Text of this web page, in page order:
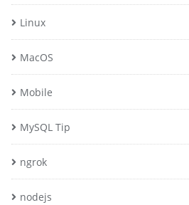
Linux
MacOS
Mobile
MySQL Tip
ngrok
nodejs